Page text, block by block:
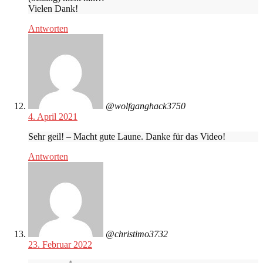
Vielen Dank!
Antworten
@wolfganghack3750
4. April 2021
Sehr geil! – Macht gute Laune. Danke für das Video!
Antworten
@christimo3732
23. Februar 2022